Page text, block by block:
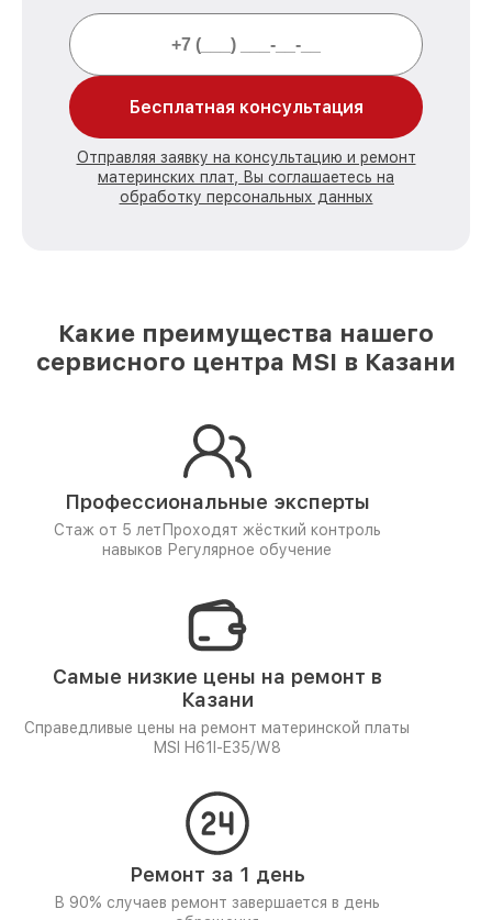
Бесплатная консультация
Отправляя заявку на консультацию и ремонт
материнских плат, Вы соглашаетесь на
обработку персональных данных
Какие преимущества нашего
сервисного центра MSI в Казани
Профессиональные эксперты
Стаж от 5 лет Проходят жёсткий контроль
навыков Регулярное обучение
Самые низкие цены на ремонт в
Казани
Справедливые цены на ремонт материнской платы
MSI H61I-E35/W8
Ремонт за 1 день
В 90% случаев ремонт завершается в день